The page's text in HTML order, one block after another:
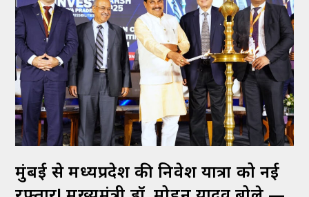
मुंबई से मध्यप्रदेश की निवेश यात्रा को नई